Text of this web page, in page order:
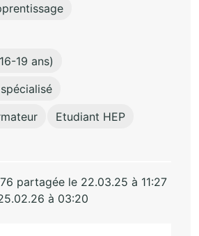
19 ans)
Etudiant HEP
partagée le 22.03.25 à 11:27
à 03:20